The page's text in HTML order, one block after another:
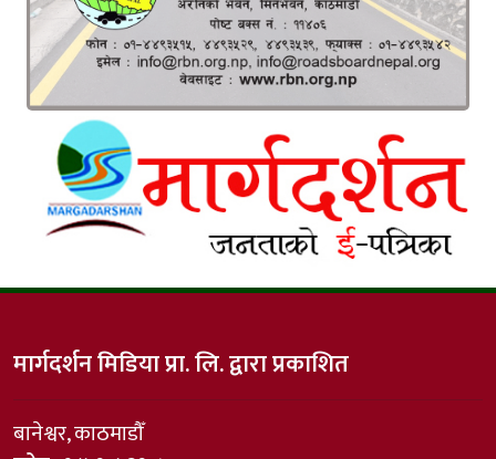
मार्गदर्शन मिडिया प्रा. लि. द्वारा प्रकाशित
बानेश्वर, काठमाडौँ